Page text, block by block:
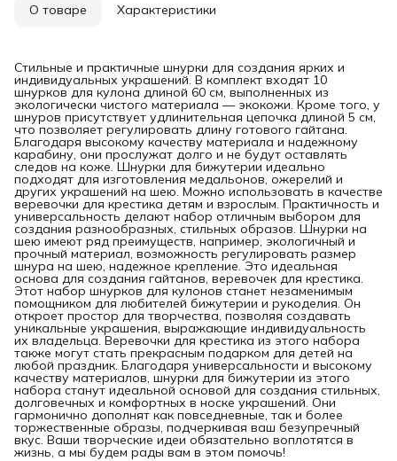
О товаре Характеристики
Стильные и практичные шнурки для создания ярких и
индивидуальных украшений. В комплект входят 10
шнурков для кулона длиной 60 см, выполненных из
экологически чистого материала — экокожи. Кроме того, у
шнуров присутствует удлинительная цепочка длиной 5 см,
что позволяет регулировать длину готового гайтана.
Благодаря высокому качеству материала и надежному
карабину, они прослужат долго и не будут оставлять
следов на коже. Шнурки для бижутерии идеально
подходят для изготовления медальонов, ожерелий и
других украшений на шею. Можно использовать в качестве
веревочки для крестика детям и взрослым. Практичность и
универсальность делают набор отличным выбором для
создания разнообразных, стильных образов. Шнурки на
шею имеют ряд преимуществ, например, экологичный и
прочный материал, возможность регулировать размер
шнура на шею, надежное крепление. Это идеальная
основа для создания гайтанов, веревочек для крестика.
Этот набор шнурков для кулонов станет незаменимым
помощником для любителей бижутерии и рукоделия. Он
откроет простор для творчества, позволяя создавать
уникальные украшения, выражающие индивидуальность
их владельца. Веревочки для крестика из этого набора
также могут стать прекрасным подарком для детей на
любой праздник. Благодаря универсальности и высокому
качеству материалов, шнурки для бижутерии из этого
набора станут идеальной основой для создания стильных,
долговечных и комфортных в носке украшений. Они
гармонично дополнят как повседневные, так и более
торжественные образы, подчеркивая ваш безупречный
вкус. Ваши творческие идеи обязательно воплотятся в
жизнь, а мы будем рады вам в этом помочь!